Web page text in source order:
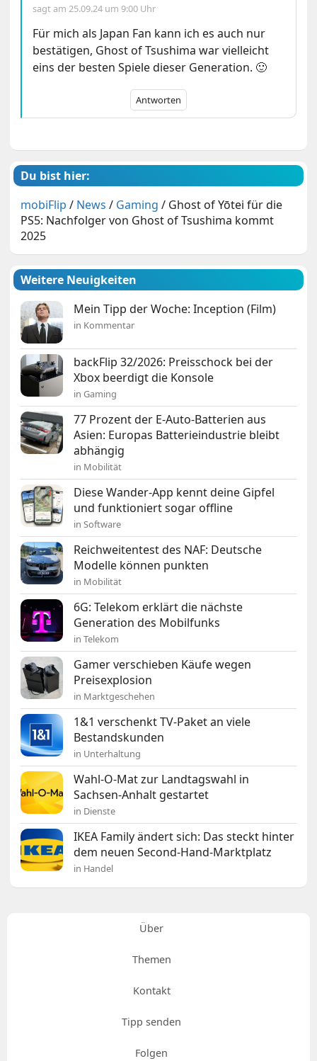
sagt am 25.09.24 um 9:00 Uhr
Für mich als Japan Fan kann ich es auch nur
bestätigen, Ghost of Tsushima war vielleicht
eins der besten Spiele dieser Generation. 🙂
Antworten
Du bist hier:
mobiFlip / News / Gaming / Ghost of Yōtei für die
PS5: Nachfolger von Ghost of Tsushima kommt
2025
Weitere Neuigkeiten
Mein Tipp der Woche: Inception (Film)
in Kommentar
backFlip 32/2026: Preisschock bei der
Xbox beerdigt die Konsole
in Gaming
77 Prozent der E-Auto-Batterien aus
Asien: Europas Batterieindustrie bleibt
abhängig
in Mobilität
Diese Wander-App kennt deine Gipfel
und funktioniert sogar offline
in Software
Reichweitentest des NAF: Deutsche
Modelle können punkten
in Mobilität
6G: Telekom erklärt die nächste
Generation des Mobilfunks
in Telekom
Gamer verschieben Käufe wegen
Preisexplosion
in Marktgeschehen
1&1 verschenkt TV-Paket an viele
Bestandskunden
in Unterhaltung
Wahl-O-Mat zur Landtagswahl in
Sachsen-Anhalt gestartet
in Dienste
IKEA Family ändert sich: Das steckt hinter
dem neuen Second-Hand-Marktplatz
in Handel
Über
Themen
Kontakt
Tipp senden
Folgen